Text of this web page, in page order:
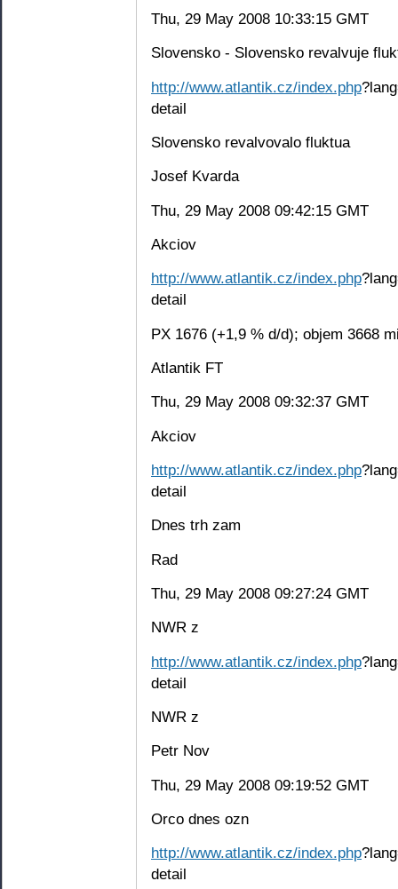
Thu, 29 May 2008 10:33:15 GMT
Slovensko - Slovensko revalvuje
http://www.atlantik.cz/index.php
detail
Slovensko revalvovalo fluktua
Josef Kvarda
Thu, 29 May 2008 09:42:15 GMT
Akciov
http://www.atlantik.cz/index.php
detail
PX 1676 (+1,9 % d/d); objem 3668
Atlantik FT
Thu, 29 May 2008 09:32:37 GMT
Akciov
http://www.atlantik.cz/index.php
detail
Dnes trh zam
Rad
Thu, 29 May 2008 09:27:24 GMT
NWR z
http://www.atlantik.cz/index.php
detail
NWR z
Petr Nov
Thu, 29 May 2008 09:19:52 GMT
Orco dnes ozn
http://www.atlantik.cz/index.php
detail